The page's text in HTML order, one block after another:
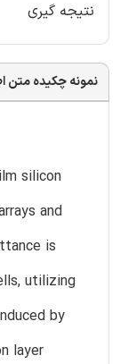
نتیجه گیری
نمونه چکیده متن
silicon
and
is
utilizing
by
layer